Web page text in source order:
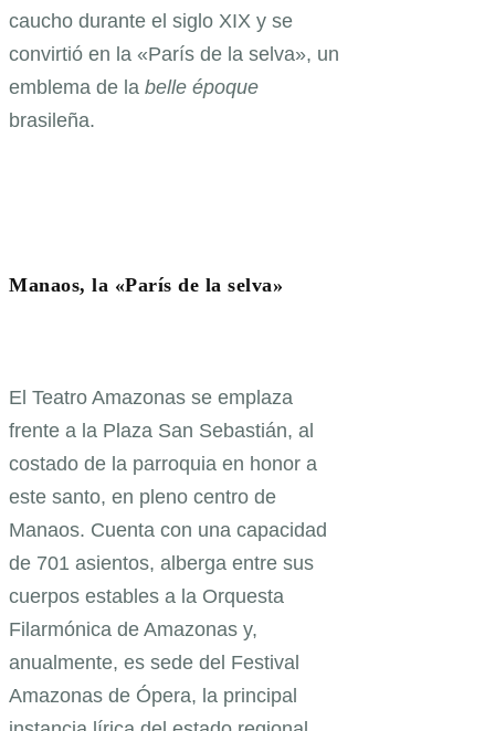
caucho durante el siglo XIX y se
convirtió en la «París de la selva», un
emblema de la belle époque
brasileña.
Manaos, la «París de la selva»
El Teatro Amazonas se emplaza
frente a la Plaza San Sebastián, al
costado de la parroquia en honor a
este santo, en pleno centro de
Manaos. Cuenta con una capacidad
de 701 asientos, alberga entre sus
cuerpos estables a la Orquesta
Filarmónica de Amazonas y,
anualmente, es sede del Festival
Amazonas de Ópera, la principal